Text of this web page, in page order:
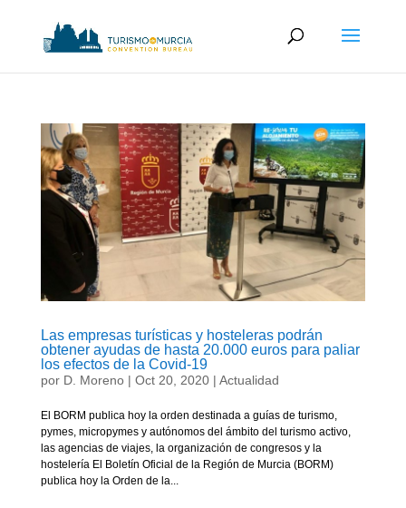
Las empresas turísticas y hosteleras podrán
obtener ayudas de hasta 20.000 euros para paliar
los efectos de la Covid-19
por D. Moreno| Oct 20, 2020| Actualidad
El BORM publica hoy la orden destinada a guías de turismo,
pymes, micropymes y autónomos del ámbito del turismo activo,
las agencias de viajes, la organización de congresos y la
hostelería El Boletín Oficial de la Región de Murcia (BORM)
publica hoy la Orden de la...